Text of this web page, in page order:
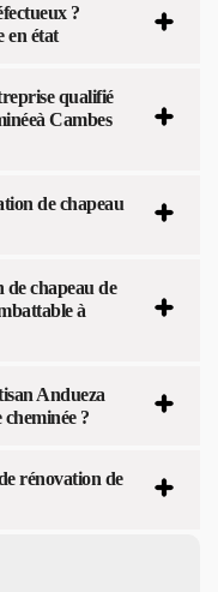
?
en état
qualifié
Cambes
de chapeau
chapeau de
à
Andueza
?
rénovation de